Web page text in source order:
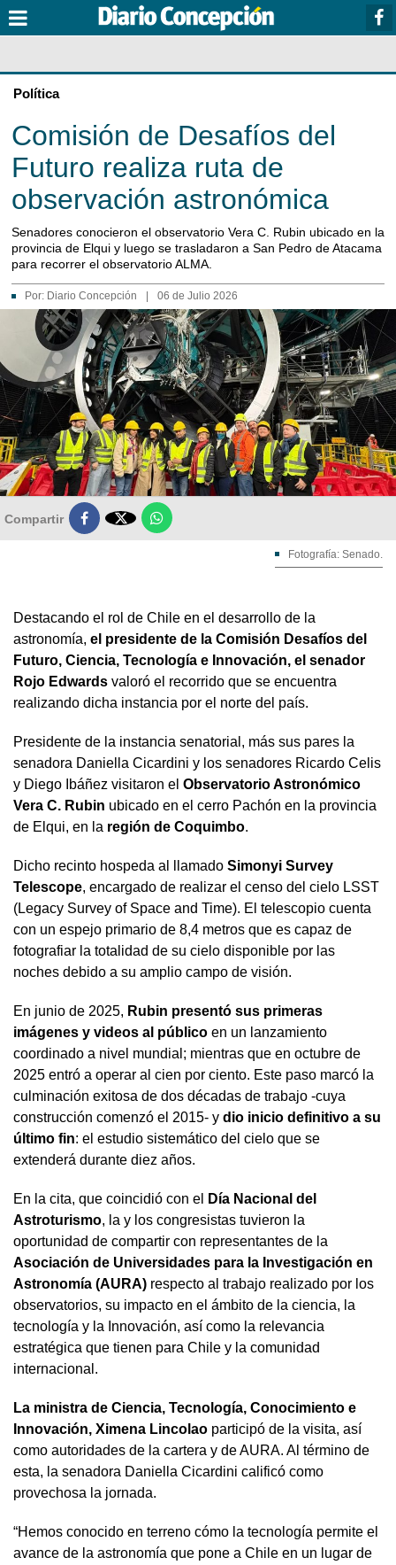
Política
Comisión de Desafíos del
Futuro realiza ruta de
observación astronómica
Senadores conocieron el observatorio Vera C. Rubin ubicado en la
provincia de Elqui y luego se trasladaron a San Pedro de Atacama
para recorrer el observatorio ALMA.
Por: Diario Concepción 06 de Julio 2026
Compartir 
Fotografía: Senado.
Destacando el rol de Chile en el desarrollo de la
astronomía, el presidente de la Comisión Desafíos del
Futuro, Ciencia, Tecnología e Innovación, el senador
Rojo Edwards valoró el recorrido que se encuentra
realizando dicha instancia por el norte del país.
Presidente de la instancia senatorial, más sus pares la
senadora Daniella Cicardini y los senadores Ricardo Celis
y Diego Ibáñez visitaron el Observatorio Astronómico
Vera C. Rubin ubicado en el cerro Pachón en la provincia
de Elqui, en la región de Coquimbo.
Dicho recinto hospeda al llamado Simonyi Survey
Telescope, encargado de realizar el censo del cielo LSST
(Legacy Survey of Space and Time). El telescopio cuenta
con un espejo primario de 8,4 metros que es capaz de
fotografiar la totalidad de su cielo disponible por las
noches debido a su amplio campo de visión.
En junio de 2025, Rubin presentó sus primeras
imágenes y videos al público en un lanzamiento
coordinado a nivel mundial; mientras que en octubre de
2025 entró a operar al cien por ciento. Este paso marcó la
culminación exitosa de dos décadas de trabajo -cuya
construcción comenzó el 2015- y dio inicio definitivo a su
último fin: el estudio sistemático del cielo que se
extenderá durante diez años.
En la cita, que coincidió con el
Día Nacional del
Astroturismo, la y los congresistas tuvieron la
oportunidad de compartir con representantes de la
Asociación de Universidades para la Investigación en
Astronomía (AURA) respecto al trabajo realizado por los
observatorios, su impacto en el ámbito de la ciencia, la
tecnología y la Innovación, así como la relevancia
estratégica que tienen para Chile y la comunidad
internacional.
La ministra de Ciencia, Tecnología, Conocimiento e
Innovación, Ximena Lincolao participó de la visita, así
como autoridades de la cartera y de AURA. Al término de
esta, la senadora Daniella Cicardini calificó como
provechosa la jornada.
“Hemos conocido en terreno cómo la tecnología permite el
avance de la astronomía que pone a Chile en un lugar de